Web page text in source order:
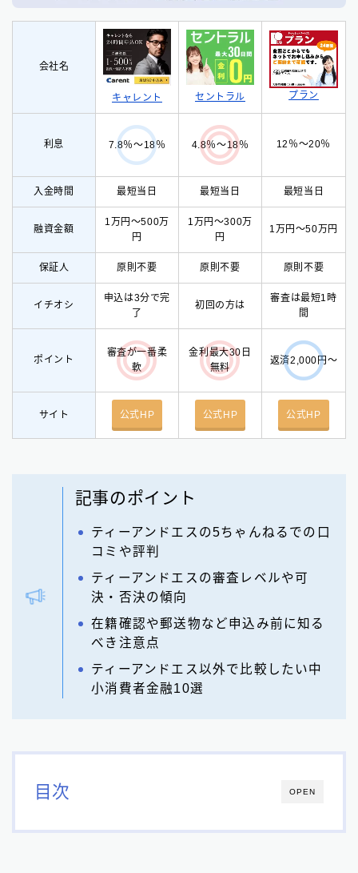
会社名
キャレント セントラル プラン
利息 7.8％〜18％ 4.8％〜18％ 12％〜20％
入金時間 最短当日 最短当日 最短当日
融資金額
1万円〜500万
円
1万円〜300万
円
1万円〜50万円
保証人 原則不要 原則不要 原則不要
イチオシ
申込は3分で完
了
初回の方は
審査は最短1時
間
ポイント
審査が一番柔
軟
金利最大30日
無料
返済2,000円〜
サイト 公式HP 公式HP 公式HP
記事のポイント
ティーアンドエスの5ちゃんねるでの口
コミや評判
ティーアンドエスの審査レベルや可
決・否決の傾向
在籍確認や郵送物など申込み前に知る
べき注意点
ティーアンドエス以外で比較したい中
小消費者金融10選
OPEN
目次